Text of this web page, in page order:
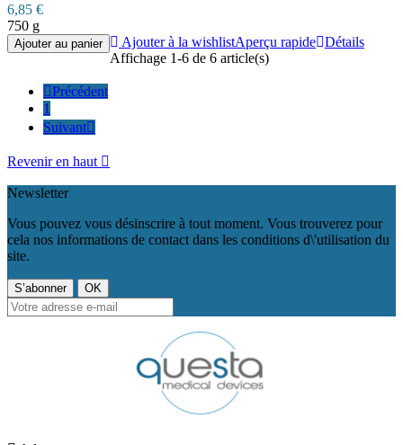
6,85 €
750 g
Ajouter au panier Ajouter à la wishlistAperçu rapide Détails
Affichage 1-6 de 6 article(s)
Précédent
1
Suivant
Revenir en haut 
Newsletter
Vous pouvez vous désinscrire à tout moment. Vous trouverez pour
cela nos informations de contact dans les conditions d\'utilisation du
site.